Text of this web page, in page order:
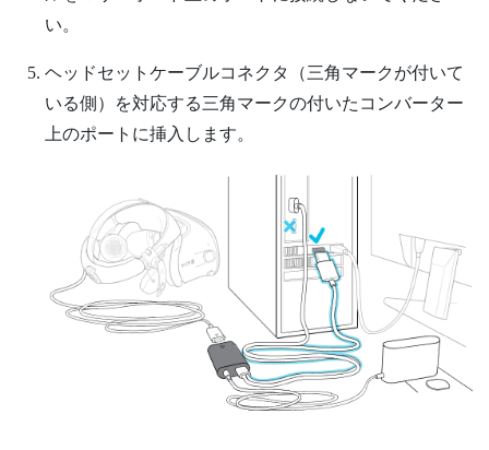
い。
ヘッドセットケーブルコネクタ（三角マークが付いて
いる側）を対応する三角マークの付いたコンバーター
上のポートに挿入します。